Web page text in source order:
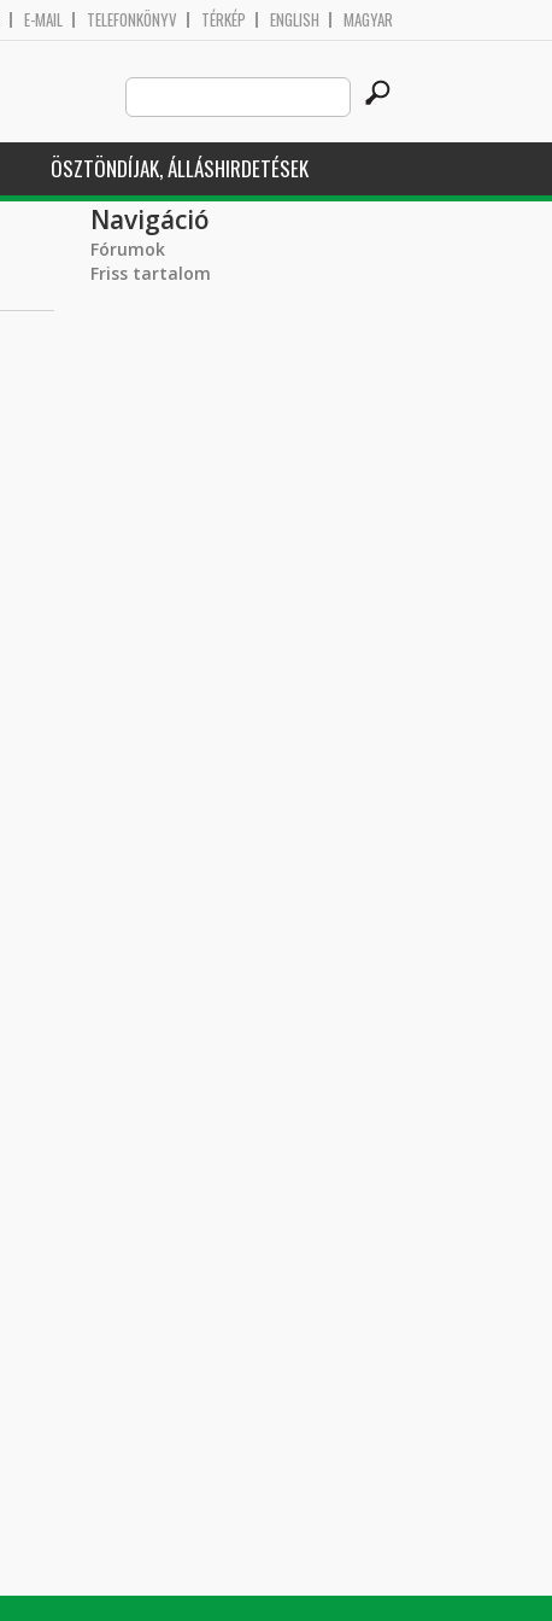
E-MAIL TELEFONKÖNYV TÉRKÉP ENGLISH MAGYAR
Search
this
site
ÖSZTÖNDÍJAK, ÁLLÁSHIRDETÉSEK
Navigáció
Fórumok
Friss tartalom